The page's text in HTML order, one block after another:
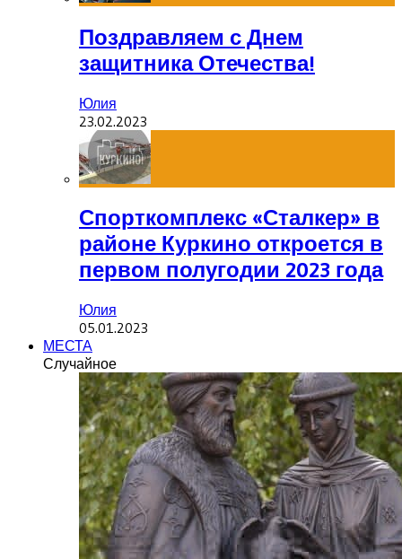
Поздравляем с Днем
защитника Отечества!
Юлия
23.02.2023
Спорткомплекс «Сталкер» в
районе Куркино откроется в
первом полугодии 2023 года
Юлия
05.01.2023
МЕСТА
Случайное